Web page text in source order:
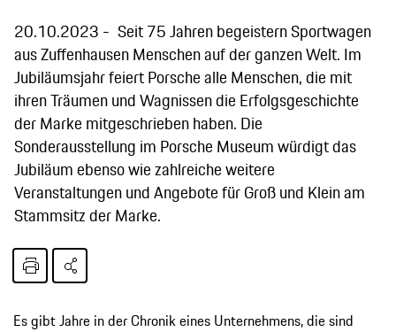
20.10.2023
Seit 75 Jahren begeistern Sportwagen
aus Zuffenhausen Menschen auf der ganzen Welt. Im
Jubiläumsjahr feiert Porsche alle Menschen, die mit
ihren Träumen und Wagnissen die Erfolgsgeschichte
der Marke mitgeschrieben haben. Die
Sonderausstellung im Porsche Museum würdigt das
Jubiläum ebenso wie zahlreiche weitere
Veranstaltungen und Angebote für Groß und Klein am
Stammsitz der Marke.
Es gibt Jahre in der Chronik eines Unternehmens, die sind